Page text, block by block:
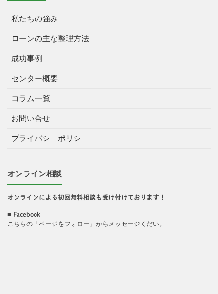
私たちの強み
ローンの主な整理方法
成功事例
センター概要
コラム一覧
お問い合せ
プライバシーポリシー
オンライン相談
オンラインによる初回無料相談も受け付けております！
■ Facebook
こちらの「ページをフォロー」からメッセージくだい。